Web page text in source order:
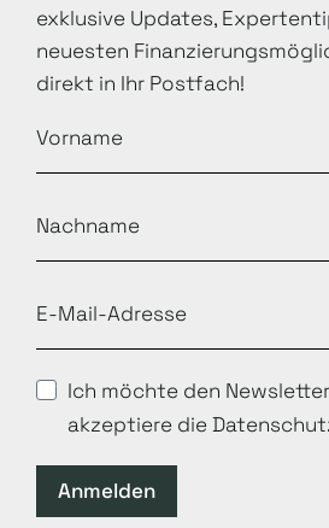
exklusive Updates,
neuesten
direkt in Ihr Postfach!
Ich möchte den
akzeptiere die
Anmelden